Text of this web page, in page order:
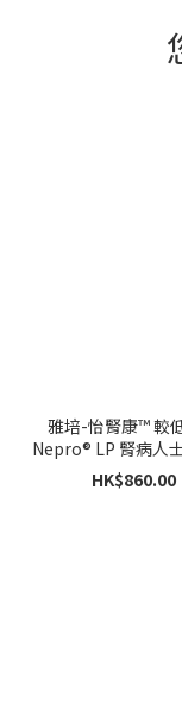
雅培-怡腎康™ 較
Nepro® LP 腎病人
(220毫升 x 30
HK$860.00